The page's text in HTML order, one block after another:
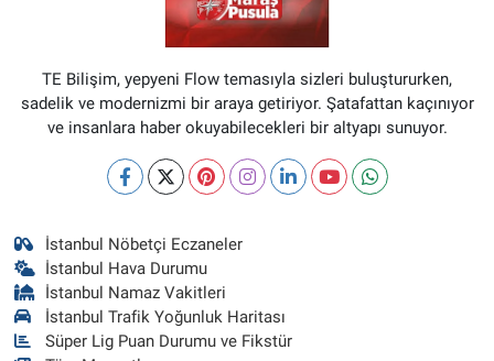
TE Bilişim, yepyeni Flow temasıyla sizleri buluştururken,
sadelik ve modernizmi bir araya getiriyor. Şatafattan kaçınıyor
ve insanlara haber okuyabilecekleri bir altyapı sunuyor.
İstanbul Nöbetçi Eczaneler
İstanbul Hava Durumu
İstanbul Namaz Vakitleri
İstanbul Trafik Yoğunluk Haritası
Süper Lig Puan Durumu ve Fikstür